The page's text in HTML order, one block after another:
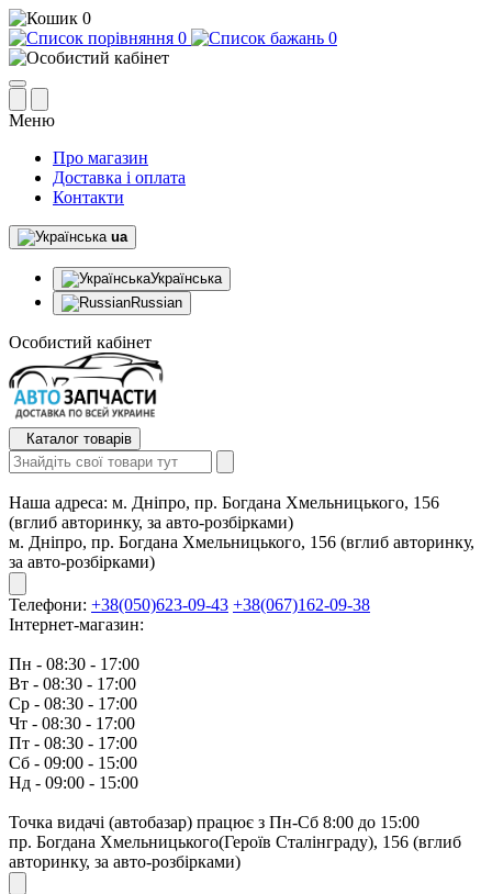
0
0
0
Меню
Про магазин
Доставка і оплата
Контакти
ua
Українська
Russian
Особистий кабінет
Каталог товарів
Наша адреса: м. Дніпро, пр. Богдана Хмельницького, 156
(вглиб авторинку, за авто-розбірками)
м. Дніпро, пр. Богдана Хмельницького, 156 (вглиб авторинку,
за авто-розбірками)
Телефони: +38(050)623-09-43 +38(067)162-09-38
Інтернет-магазин:
Пн - 08:30 - 17:00
Вт - 08:30 - 17:00
Ср - 08:30 - 17:00
Чт - 08:30 - 17:00
Пт - 08:30 - 17:00
Сб - 09:00 - 15:00
Нд - 09:00 - 15:00
Точка видачі (автобазар) працює з Пн-Сб 8:00 до 15:00
пр. Богдана Хмельницького(Героїв Сталінграду), 156 (вглиб
авторинку, за авто-розбірками)